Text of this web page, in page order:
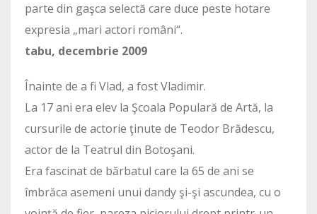
parte din gaşca selectă care duce peste hotare
expresia „mari actori români“.
tabu, decembrie 2009
Înainte de a fi Vlad, a fost Vladimir.
La 17 ani era elev la Şcoala Populară de Artă, la
cursurile de actorie ţinute de Teodor Brădescu,
actor de la Teatrul din Botoşani.
Era fascinat de bărbatul care la 65 de ani se
îmbrăca asemeni unui dandy şi-şi ascundea, cu o